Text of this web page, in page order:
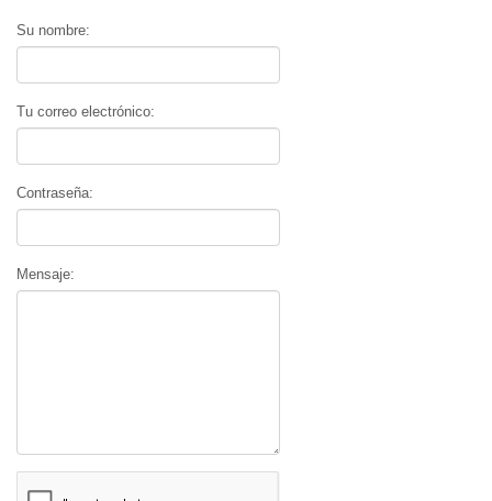
Su nombre:
Tu correo electrónico:
Contraseña:
Mensaje: